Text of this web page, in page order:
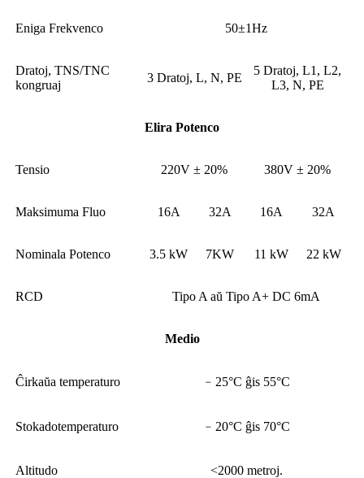
Eniga Frekvenco 50±1Hz
Dratoj, TNS/TNC
kongruaj
3 Dratoj, L, N, PE
5 Dratoj, L1, L2,
L3, N, PE
Elira Potenco
Tensio 220V ± 20% 380V ± 20%
Maksimuma Fluo 16A 32A 16A 32A
Nominala Potenco 3.5 kW 7KW 11 kW 22 kW
RCD Tipo A aŭ Tipo A+ DC 6mA
Medio
Ĉirkaŭa temperaturo ﹣25°C ĝis 55°C
Stokadotemperaturo ﹣20°C ĝis 70°C
Altitudo <2000 metroj.